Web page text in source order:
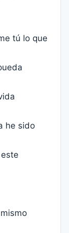
tú lo que
he sido